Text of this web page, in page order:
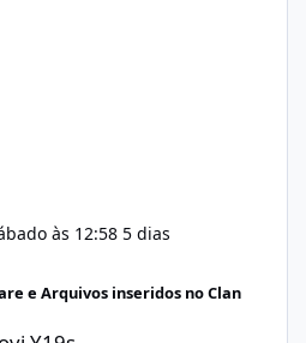
às 12:58 5 dias
e Arquivos inseridos no Clan